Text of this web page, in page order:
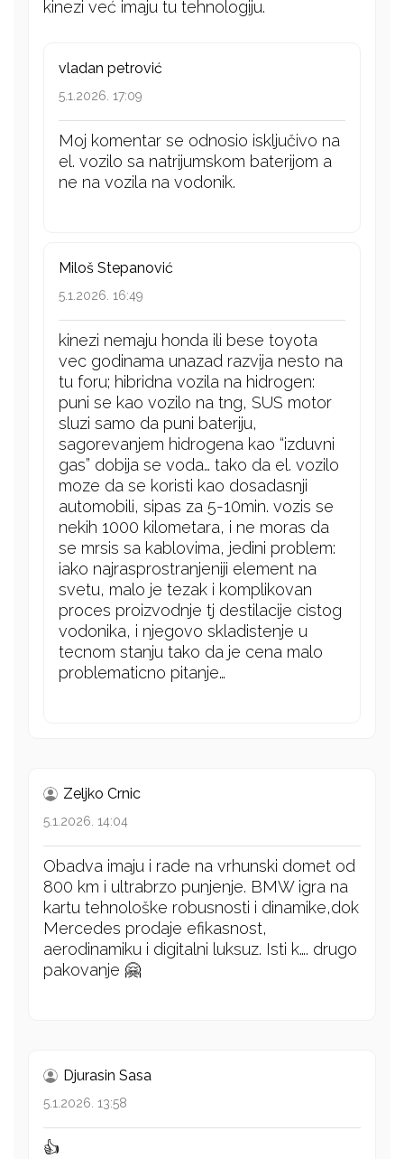
kinezi već imaju tu tehnologiju.
vladan petrović
5.1.2026. 17:09
Moj komentar se odnosio isključivo na
el. vozilo sa natrijumskom baterijom a
ne na vozila na vodonik.
Miloš Stepanović
5.1.2026. 16:49
kinezi nemaju honda ili bese toyota
vec godinama unazad razvija nesto na
tu foru; hibridna vozila na hidrogen:
puni se kao vozilo na tng, SUS motor
sluzi samo da puni bateriju,
sagorevanjem hidrogena kao “izduvni
gas” dobija se voda… tako da el. vozilo
moze da se koristi kao dosadasnji
automobili, sipas za 5-10min. vozis se
nekih 1000 kilometara, i ne moras da
se mrsis sa kablovima, jedini problem:
iako najrasprostranjeniji element na
svetu, malo je tezak i komplikovan
proces proizvodnje tj destilacije cistog
vodonika, i njegovo skladistenje u
tecnom stanju tako da je cena malo
problematicno pitanje…
Zeljko Crnic
5.1.2026. 14:04
Obadva imaju i rade na vrhunski domet od
800 km i ultrabrzo punjenje. BMW igra na
kartu tehnološke robusnosti i dinamike,dok
Mercedes prodaje efikasnost,
aerodinamiku i digitalni luksuz. Isti k…. drugo
pakovanje 🤗
Djurasin Sasa
5.1.2026. 13:58
👍